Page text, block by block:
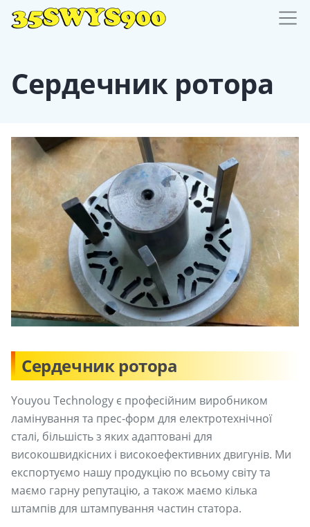
Сердечник ротора
Сердечник ротора
Youyou Technology є професійним виробником
ламінування та прес-форм для електротехнічної
сталі, більшість з яких адаптовані для
високошвидкісних і високоефективних двигунів. Ми
експортуємо нашу продукцію по всьому світу та
маємо гарну репутацію, а також маємо кілька
штампів для штампування частин статора.